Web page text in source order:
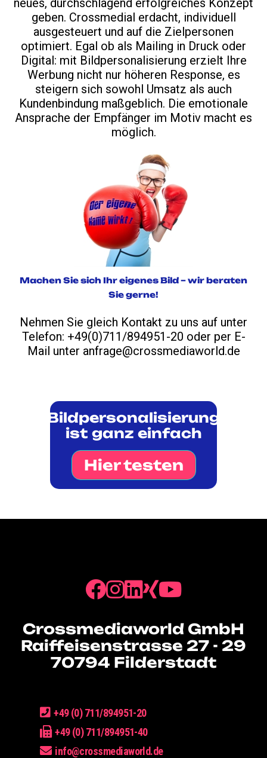
geben. Crossmedial erdacht, individuell
ausgesteuert und auf die Zielpersonen
optimiert. Egal ob als Mailing in Druck oder
Digital: mit Bildpersonalisierung erzielt Ihre
Werbung nicht nur höheren Response, es
steigern sich sowohl Umsatz als auch
Kundenbindung maßgeblich. Die emotionale
Ansprache der Empfänger im Motiv macht es
möglich.
Machen Sie sich Ihr eigenes Bild – wir beraten
Sie gerne!
Nehmen Sie gleich Kontakt zu uns auf unter
Telefon: +49(0)711/894951-20 oder per E-
Mail unter anfrage@crossmediaworld.de
Bildpersonalisierung
ist ganz einfach
Hier testen
Crossmediaworld GmbH
Raiffeisenstrasse 27 - 29
70794 Filderstadt
+49 (0) 711/894951-20
+49 (0) 711/894951-40
info@crossmediaworld.de